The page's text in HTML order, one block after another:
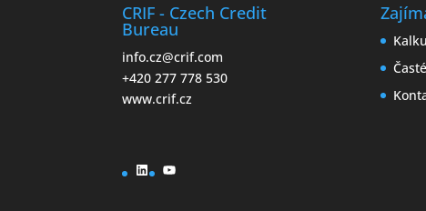
CRIF - Czech Credit
Bureau
info.cz@crif.com
+420 277 778 530
www.crif.cz
LinkedIn YouTube